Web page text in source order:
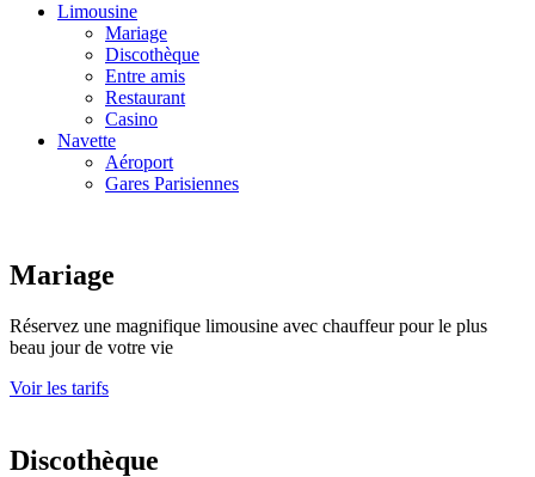
Limousine
Mariage
Discothèque
Entre amis
Restaurant
Casino
Navette
Aéroport
Gares Parisiennes
Mariage
Réservez une magnifique limousine avec chauffeur pour le plus
beau jour de votre vie
Voir les tarifs
Discothèque